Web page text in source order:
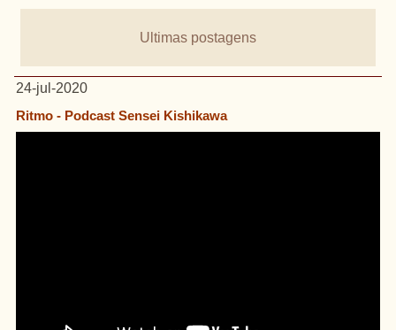
Ultimas postagens
24-jul-2020
Ritmo - Podcast Sensei Kishikawa